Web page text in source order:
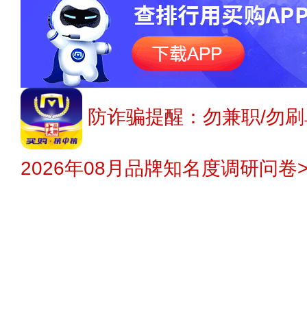
防诈骗提醒：勿兼职/勿
2026年08月品牌知名度调研问卷